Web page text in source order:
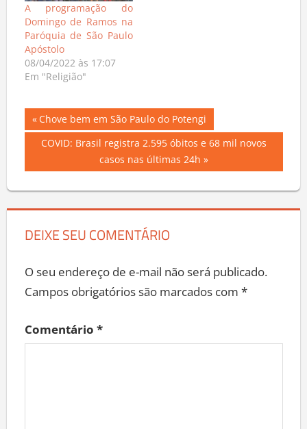
A programação do
Domingo de Ramos na
Paróquia de São Paulo
Apóstolo
08/04/2022 às 17:07
Em "Religião"
Navegação
de
Post
Previous
Post:
Chove bem em São Paulo do Potengi
Next
COVID: Brasil registra 2.595 óbitos e 68 mil novos
casos nas últimas 24h
DEIXE SEU COMENTÁRIO
O seu endereço de e-mail não será publicado.
Campos obrigatórios são marcados com *
Comentário *